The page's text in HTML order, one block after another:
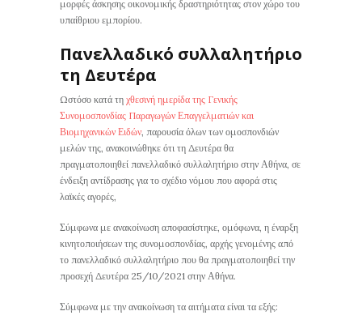
μορφές άσκησης οικονομικής δραστηριότητας στον χώρο του
υπαίθριου εμπορίου.
Πανελλαδικό συλλαλητήριο
τη Δευτέρα
Ωστόσο κατά τη χθεσινή ημερίδα της Γενικής
Συνομοσπονδίας Παραγωγών Επαγγελματιών και
Βιομηχανικών Ειδών, παρουσία όλων των ομοσπονδιών
μελών της, ανακοινώθηκε ότι τη Δευτέρα θα
πραγματοποιηθεί πανελλαδικό συλλαλητήριο στην Αθήνα, σε
ένδειξη αντίδρασης για το σχέδιο νόμου που αφορά στις
λαϊκές αγορές,
Σύμφωνα με ανακοίνωση αποφασίστηκε, ομόφωνα, η έναρξη
κινητοποιήσεων της συνομοσπονδίας, αρχής γενομένης από
το πανελλαδικό συλλαλητήριο που θα πραγματοποιηθεί την
προσεχή Δευτέρα 25/10/2021 στην Αθήνα.
Σύμφωνα με την ανακοίνωση τα αιτήματα είναι τα εξής: